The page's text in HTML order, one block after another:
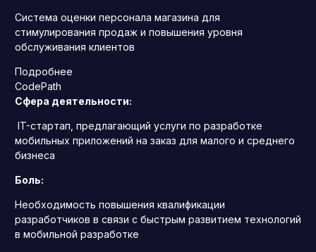
Система оценки персонала магазина для
стимулирования продаж и повышения уровня
обслуживания клиентов
Подробнее
CodePath
Сфера деятельности:
IT-стартап, предлагающий услуги по разработке
мобильных приложений на заказ для малого и среднего
бизнеса
Боль:
Необходимость повышения квалификации
разработчиков в связи с быстрым развитием технологий
в мобильной разработке